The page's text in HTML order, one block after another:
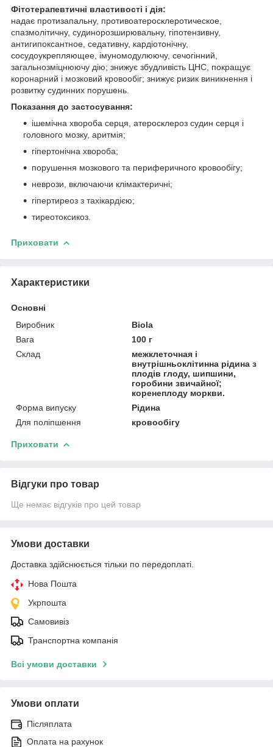
Фітотерапевтичні властивості і дія:
надає протизапальну, противоатеросклеротическое,
спазмолітичну, судинорозширювальну, гіпотензивну,
антигипоксантное, седативну, кардіотонічну,
сосудоукрепляющее, імуномодулюючу, сечогінний,
загальнозміцнюючу дію; знижує збудливість ЦНС, покращує
коронарний і мозковий кровообіг; знижує ризик виникнення і
розвитку судинних порушень.
Показання до застосування:
ішемічна хвороба серця, атеросклероз судин серця і
головного мозку, аритмія;
гіпертонічна хвороба;
порушення мозкового та периферичного кровообігу;
неврози, включаючи клімактеричні;
гіпертиреоз з тахікардією;
тиреотоксикоз.
Приховати
Характеристики
Основні
Виробник
Biola
Вага
100 г
Склад
межклеточная і
внутрішньоклітинна рідина з
плодів глоду, шипшини,
горобини звичайної;
коренеплоду моркви.
Форма випуску
Рідина
Для поліпшення
кровообігу
Приховати
Відгуки про товар
Ще немає відгуків про цей товар
Умови доставки
Доставка здійснюється тільки по передоплаті.
Нова Пошта
Укрпошта
Самовивіз
Транспортна компанія
Всі умови доставки
Умови оплати
Післяплата
Оплата на рахунок